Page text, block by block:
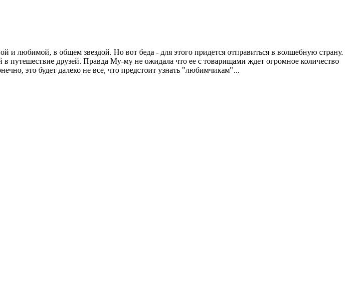
и любимой, в общем звездой. Но вот беда - для этого придется отправиться в волшебную страну.
путешествие друзей. Правда Му-му не ожидала что ее с товарищами ждет огромное количество
это будет далеко не все, что предстоит узнать "любимчикам"...